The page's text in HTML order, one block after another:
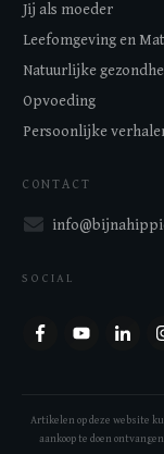
Jij als moeder
Leefomgeving en
Natuurlijke
Opvoeding
Persoonlijke
CONTACT
SOCIAL
Artikelen op deze website
aankoop te doen